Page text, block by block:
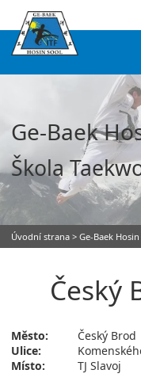
Ge-Baek
Škola
Úvodní strana > Ge-Baek
Český
Město:
Český Brod
Ulice:
Místo:
TJ Slavoj